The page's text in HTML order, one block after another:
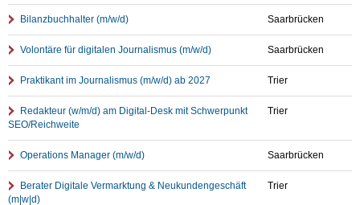
Bilanzbuchhalter (m/w/d) Saarbrücken
Volontäre für digitalen Journalismus (m/w/d) Saarbrücken
Praktikant im Journalismus (m/w/d) ab 2027 Trier
Redakteur (w/m/d) am Digital-Desk mit Schwerpunkt
SEO/Reichweite
Trier
Operations Manager (m/w/d) Saarbrücken
Berater Digitale Vermarktung & Neukundengeschäft
(m|w|d)
Trier